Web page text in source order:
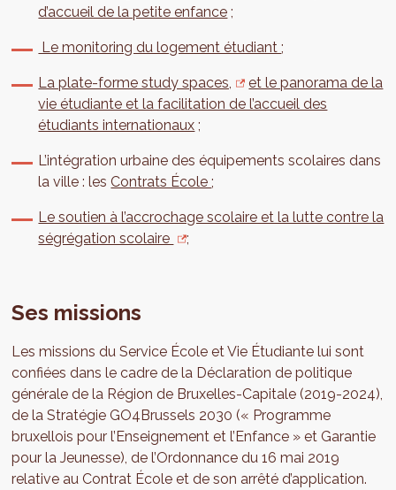
d’accueil de la petite enfance ;
Le monitoring du logement étudiant;
La plate-forme study spaces,
et le panorama de la
vie étudiante et la facilitation de l’accueil des
étudiants internationaux ;
L’intégration urbaine des équipements scolaires dans
la ville : lesContrats École;
Le soutien à l’accrochage scolaire et la lutte contre la
ségrégation scolaire
;
Ses missions
Les missions du Service École et Vie Étudiante lui sont
confiées dans le cadre de la Déclaration de politique
générale de la Région de Bruxelles-Capitale (2019-2024),
de la Stratégie GO4Brussels 2030 (« Programme
bruxellois pour l’Enseignement et l’Enfance » et Garantie
pour la Jeunesse), de l’Ordonnance du 16 mai 2019
relative au Contrat École et de son arrêté d’application.